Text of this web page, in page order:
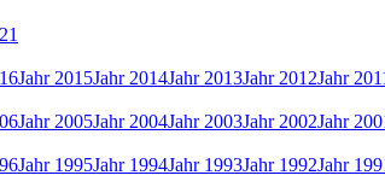
Jahr 2015Jahr 2014Jahr 2013Jahr 2012Jahr
Jahr 2005Jahr 2004Jahr 2003Jahr 2002Jahr
Jahr 1995Jahr 1994Jahr 1993Jahr 1992Jahr